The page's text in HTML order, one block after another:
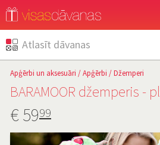
Atlasīt dāvanas
Apģērbi un aksesuāri /Apģērbi /Džemperi
BARAMOOR džemperis -
€5999